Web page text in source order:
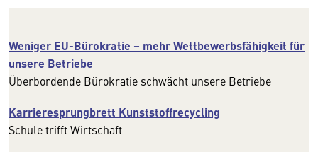
Weniger EU-Bürokratie – mehr Wettbewerbsfähigkeit für
unsere Betriebe
Überbordende Bürokratie schwächt unsere Betriebe
Karrieresprungbrett Kunststoffrecycling
Schule trifft Wirtschaft